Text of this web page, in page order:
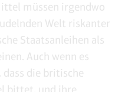
müssen irgendwo
Welt riskanter
Staatsanleihen als
Auch wenn es
die britische
bittet, und ihre